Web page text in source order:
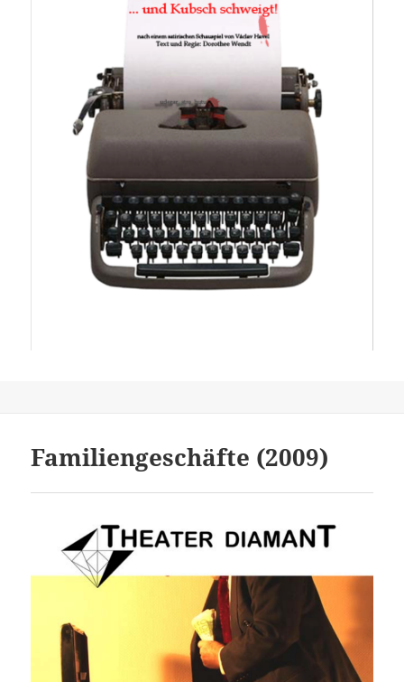
Familiengeschäfte (2009)